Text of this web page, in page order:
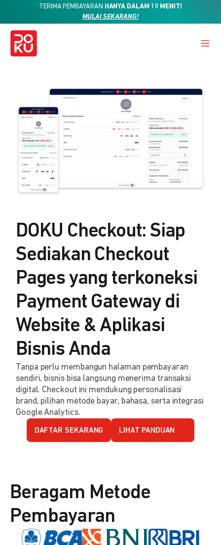
TERIMA PEMBAYARAN HANYA DALAM 10 MENIT!
MULAI SEKARANG!
DOKU Checkout: Siap
Sediakan Checkout
Pages yang terkoneksi
Payment Gateway di
Website & Aplikasi
Bisnis Anda
Tanpa perlu membangun halaman pembayaran
sendiri, bisnis bisa langsung menerima transaksi
digital. Checkout ini mendukung personalisasi
brand, pilihan metode bayar, bahasa, serta integrasi
Google Analytics.
DAFTAR SEKARANG LIHAT PANDUAN
Beragam Metode
Pembayaran